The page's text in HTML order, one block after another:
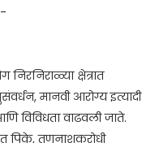
निरनिराळ्या क्षेत्रात
मानवी आरोग्य इत्यादी
विविधता वाढवली जाते.
पिके, तणनाशकरोधी